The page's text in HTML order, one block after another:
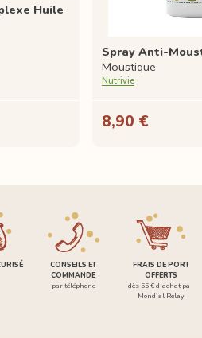
Huile
Spray Anti-
Moustique
Nutrivie
8,90 €
CONSEILS ET
COMMANDE
par téléphone
FRAIS DE PORT
OFFERTS
dès 55 € d'achat par
Mondial Relay